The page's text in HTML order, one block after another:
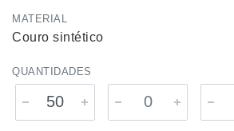
MATERIAL
Couro sintético
QUANTIDADES